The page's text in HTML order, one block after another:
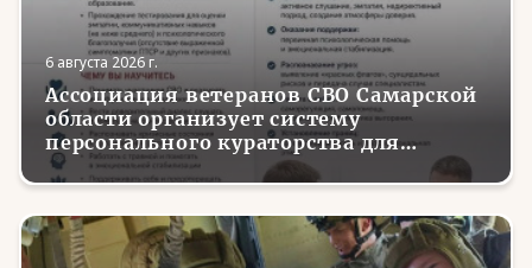
6 августа 2026 г.
Ассоциация ветеранов СВО Самарской
области организует систему
персонального кураторства для
трудоустройства и социализации
вернувшихся с фронта бойцов